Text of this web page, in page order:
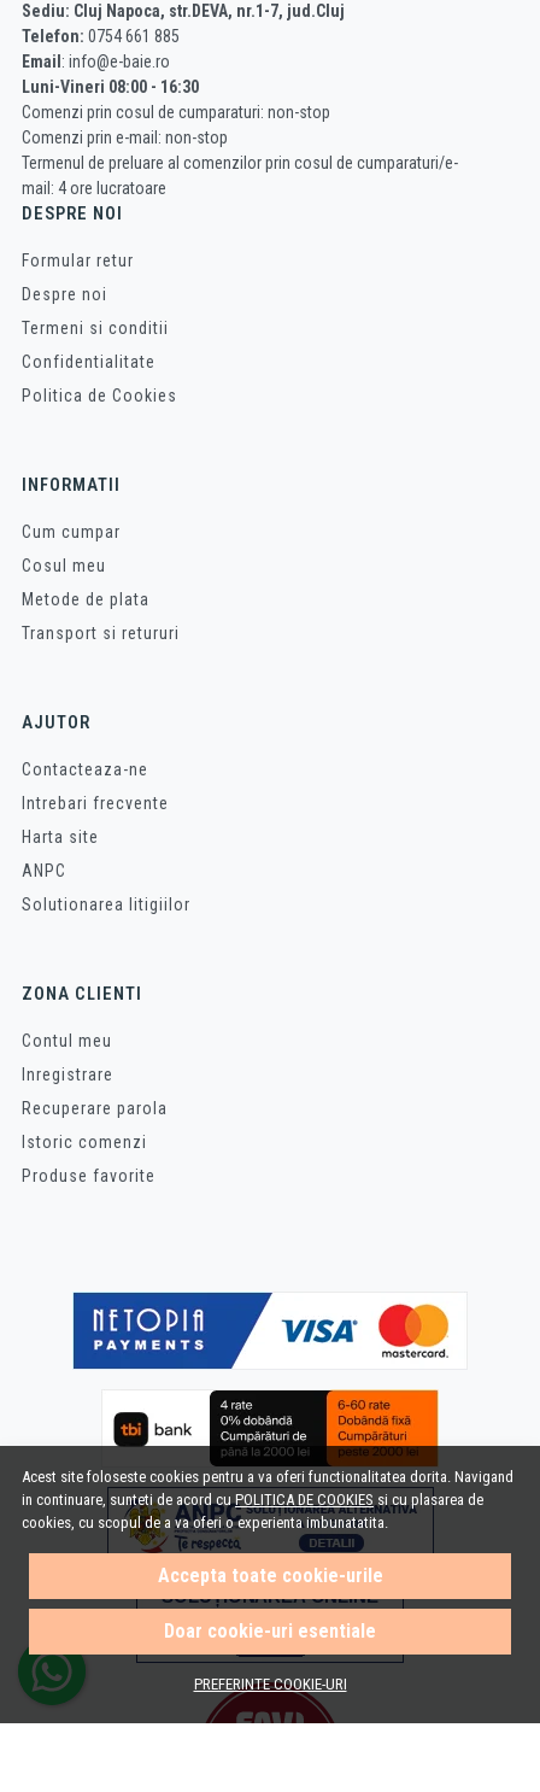
Acest site foloseste cookies pentru a va oferi functionalitatea dorita. Navigand
in continuare, sunteti de acord cuPOLITICA DE COOKIES si cu plasarea de
cookies, cu scopul de a va oferi o experienta imbunatatita.
Accepta toate cookie-urile
Doar cookie-uri esentiale
PREFERINTE COOKIE-URI
Sediu: Cluj Napoca, str.DEVA, nr.1-7, jud.Cluj
Telefon: 0754 661 885
Email : info@e-baie.ro
Luni-Vineri 08:00 - 16:30
Comenzi prin cosul de cumparaturi: non-stop
Comenzi prin e-mail: non-stop
Termenul de preluare al comenzilor prin cosul de cumparaturi/e-
mail: 4 ore lucratoare
DESPRE NOI
Formular retur
Despre noi
Termeni si conditii
Confidentialitate
Politica de Cookies
INFORMATII
Cum cumpar
Cosul meu
Metode de plata
Transport si retururi
AJUTOR
Contacteaza-ne
Intrebari frecvente
Harta site
ANPC
Solutionarea litigiilor
ZONA CLIENTI
Contul meu
Inregistrare
Recuperare parola
Istoric comenzi
Produse favorite